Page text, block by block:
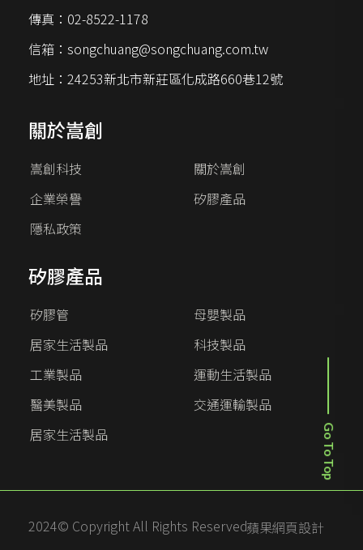
傳真： 02-8522-1178
信箱：songchuang@songchuang.com.tw
地址：24253新北市新莊區化成路660巷12號
關於嵩創
嵩創科技
關於嵩創
企業榮譽
矽膠產品
隱私政策
矽膠產品
矽膠管
母嬰製品
居家生活製品
科技製品
工業製品
運動生活製品
醫美製品
交通運輸製品
居家生活製品
2024© Copyright All Rights Reserved蘋果網頁設計
Go To Top